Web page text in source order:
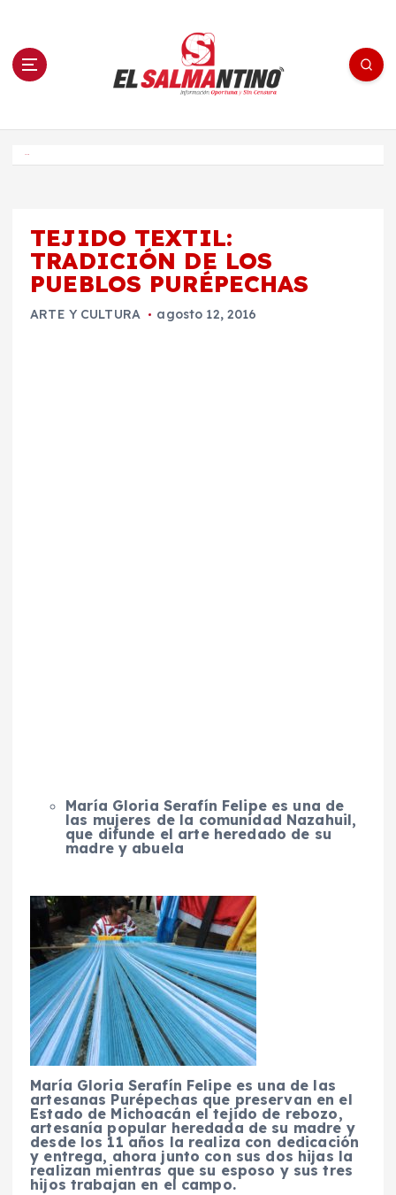
n El Salmantino - medios/noticias/editorial
TEJIDO TEXTIL:
TRADICIÓN DE LOS
PUEBLOS PURÉPECHAS
ARTE Y CULTURA agosto 12, 2016
María Gloria Serafín Felipe es una de
las mujeres de la comunidad Nazahuil,
que difunde el arte heredado de su
madre y abuela
María Gloria Serafín Felipe es una de las
artesanas Purépechas que preservan en el
Estado de Michoacán el tejido de rebozo,
artesanía popular heredada de su madre y
desde los 11 años la realiza con dedicación
y entrega, ahora junto con sus dos hijas la
realizan mientras que su esposo y sus tres
hijos trabajan en el campo.